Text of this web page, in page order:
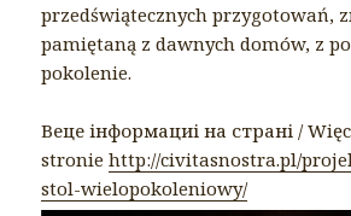
przedświątecznych przygotowań,
pamiętaną z dawnych domów, z
pokolenie.
Веце інформациі на страні /
stroniehttp://civitasnostra.pl/
stol-wielopokoleniowy/